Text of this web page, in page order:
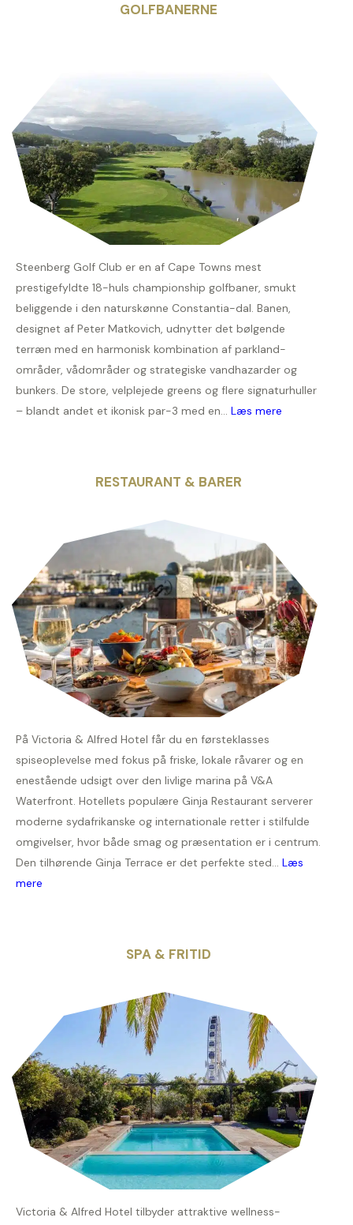
GOLFBANERNE
Steenberg Golf Club er en af Cape Towns mest
prestigefyldte 18-huls championship golfbaner, smukt
beliggende i den naturskønne Constantia-dal. Banen,
designet af Peter Matkovich, udnytter det bølgende
terræn med en harmonisk kombination af parkland-
områder, vådområder og strategiske vandhazarder og
bunkers. De store, velplejede greens og flere signaturhuller
– blandt andet et ikonisk par-3 med en... Læs mere
RESTAURANT & BARER
På Victoria & Alfred Hotel får du en førsteklasses
spiseoplevelse med fokus på friske, lokale råvarer og en
enestående udsigt over den livlige marina på V&A
Waterfront. Hotellets populære Ginja Restaurant serverer
moderne sydafrikanske og internationale retter i stilfulde
omgivelser, hvor både smag og præsentation er i centrum.
Den tilhørende Ginja Terrace er det perfekte sted... Læs
mere
SPA & FRITID
Victoria & Alfred Hotel tilbyder attraktive wellness-